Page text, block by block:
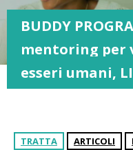
BUDDY
mentoring
esseri umani,
TRATTA ARTICOLI